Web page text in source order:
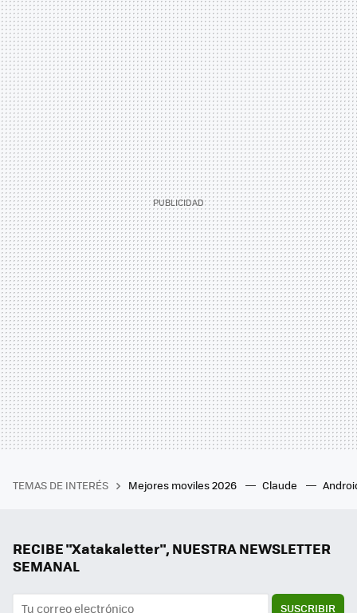
TEMAS DE INTERÉS Mejores moviles 2026 Claude
RECIBE "Xatakaletter", NUESTRA NEWSLETTER
SEMANAL
SUSCRIBIR